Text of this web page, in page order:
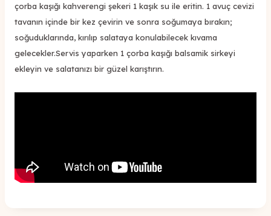
çorba kaşığı kahverengi şekeri 1 kaşık su ile eritin. 1 avuç cevizi
tavanın içinde bir kez çevirin ve sonra soğumaya bırakın;
soğuduklarında, kırılıp salataya konulabilecek kıvama
gelecekler.Servis yaparken 1 çorba kaşığı balsamik sirkeyi
ekleyin ve salatanızı bir güzel karıştırın.